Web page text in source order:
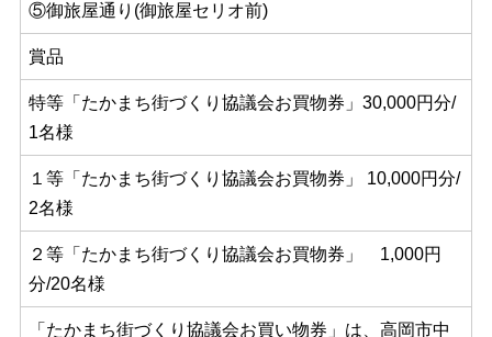
⑤御旅屋通り(御旅屋セリオ前)
賞品
特等「たかまち街づくり協議会お買物券」30,000円分/
1名様
１等「たかまち街づくり協議会お買物券」 10,000円分/
2名様
２等「たかまち街づくり協議会お買物券」 1,000円
分/20名様
「たかまち街づくり協議会お買い物券」は、高岡市中